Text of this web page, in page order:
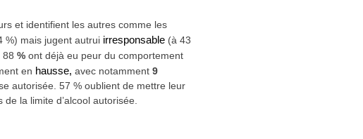
et identifient les autres comme les
%) mais jugent autrui irresponsable (à 43
88 % ont déjà eu peur du comportement
en hausse, avec notamment 9
autorisée. 57 % oublient de mettre leur
la limite d’alcool autorisée.